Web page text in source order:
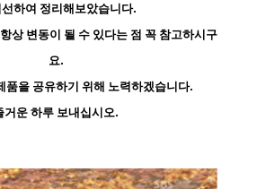
선하여 정리해보았습니다.
상 변동이 될 수 있다는 점 꼭 참고하시구
요.
품을 공유하기 위해 노력하겠습니다.
거운 하루 보내십시오.